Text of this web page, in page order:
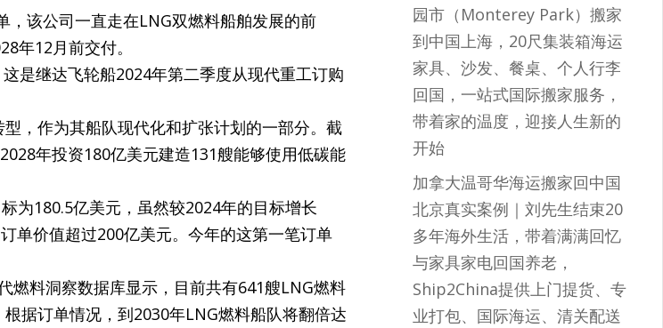
该公司一直走在LNG双燃料船舶发展的前
年12月前交付。
是继达飞轮船2024年第二季度从现代重工订购
，作为其船队现代化和扩张计划的一部分。截
年投资180亿美元建造131艘能够使用低碳能
为180.5亿美元，虽然较2024年的目标增长
单价值超过200亿美元。今年的这第一笔订单
燃料洞察数据库显示，目前共有641艘LNG燃料
据订单情况，到2030年LNG燃料船队将翻倍达
园市（Monterey Park）搬家
到中国上海，20尺集装箱海运
家具、沙发、餐桌、个人行李
回国，一站式国际搬家服务，
带着家的温度，迎接人生新的
开始
加拿大温哥华海运搬家回中国
北京真实案例｜刘先生结束20
多年海外生活，带着满满回忆
与家具家电回国养老，
Ship2China提供上门提货、专
业打包、国际海运、清关配送